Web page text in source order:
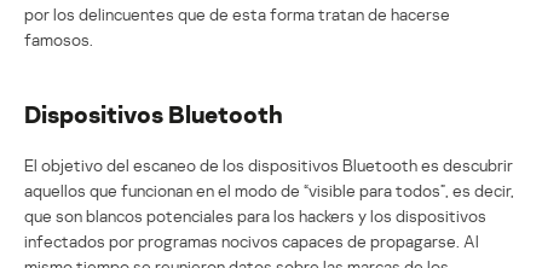
por los delincuentes que de esta forma tratan de hacerse
famosos.
Dispositivos Bluetooth
El objetivo del escaneo de los dispositivos Bluetooth es descubrir
aquellos que funcionan en el modo de “visible para todos”, es decir,
que son blancos potenciales para los hackers y los dispositivos
infectados por programas nocivos capaces de propagarse. Al